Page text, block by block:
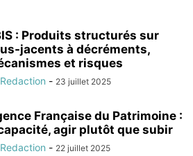
: Produits structurés sur
jacents à décréments,
et risques
- 23 juillet 2025
Française du Patrimoine :
agir plutôt que subir
- 22 juillet 2025